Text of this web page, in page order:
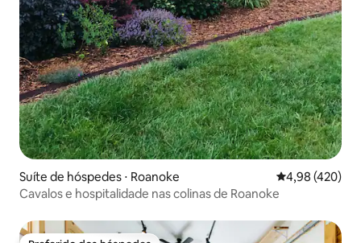
Suíte de hóspedes ⋅ Roanoke 4,98 de uma
4,98 (420)
Cavalos e hospitalidade nas colinas de Roanoke